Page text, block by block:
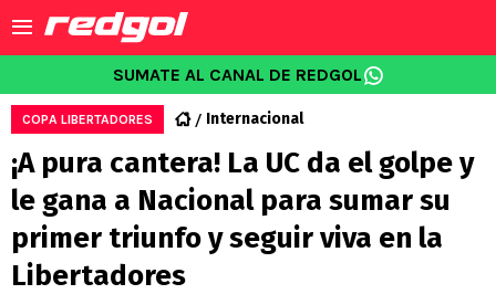
SUMATE AL CANAL DE REDGOL
COPA LIBERTADORES Internacional
¡A pura cantera! La UC da el golpe y
le gana a Nacional para sumar su
primer triunfo y seguir viva en la
Libertadores